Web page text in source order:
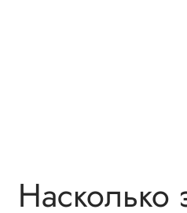
Насколько